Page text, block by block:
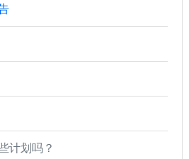
计划吗？